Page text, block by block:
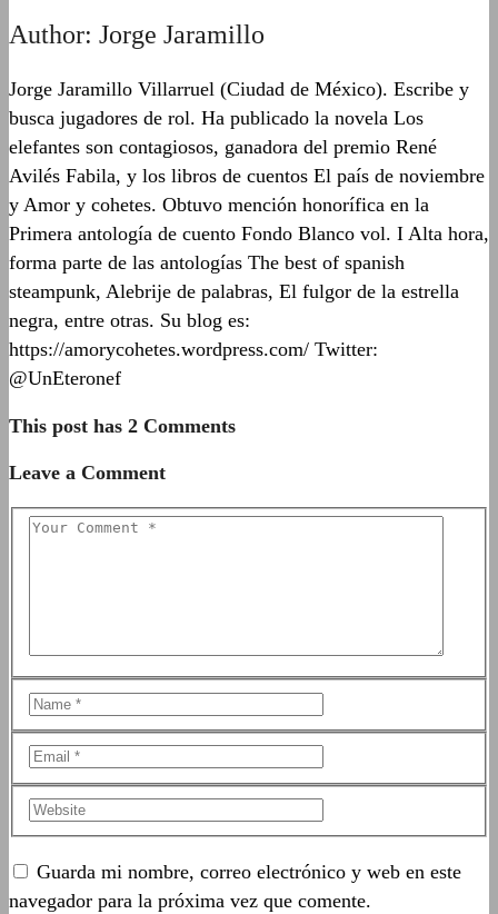
Author: Jorge Jaramillo
Jorge Jaramillo Villarruel (Ciudad de México). Escribe y
busca jugadores de rol. Ha publicado la novela Los
elefantes son contagiosos, ganadora del premio René
Avilés Fabila, y los libros de cuentos El país de noviembre
y Amor y cohetes. Obtuvo mención honorífica en la
Primera antología de cuento Fondo Blanco vol. I Alta hora,
forma parte de las antologías The best of spanish
steampunk, Alebrije de palabras, El fulgor de la estrella
negra, entre otras. Su blog es:
https://amorycohetes.wordpress.com/ Twitter:
@UnEteronef
This post has 2 Comments
Leave a Comment
Guarda mi nombre, correo electrónico y web en este
navegador para la próxima vez que comente.